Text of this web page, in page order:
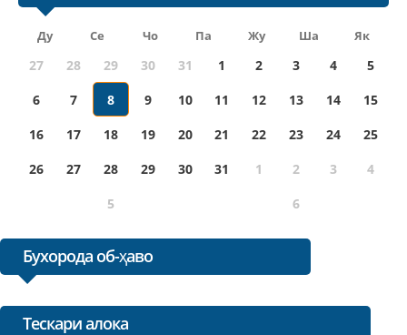
Ду Се Чо Па Жу Ша Як
27 28 29 30 31 1 2 3 4
5
6
7 8 9 10 11 12 13 14
15
16
17 18 19 20 21 22 23 24
25
26
27 28 29 30 31 1 2 3
4
5
6
Бухорода об-ҳаво
Тескари алока